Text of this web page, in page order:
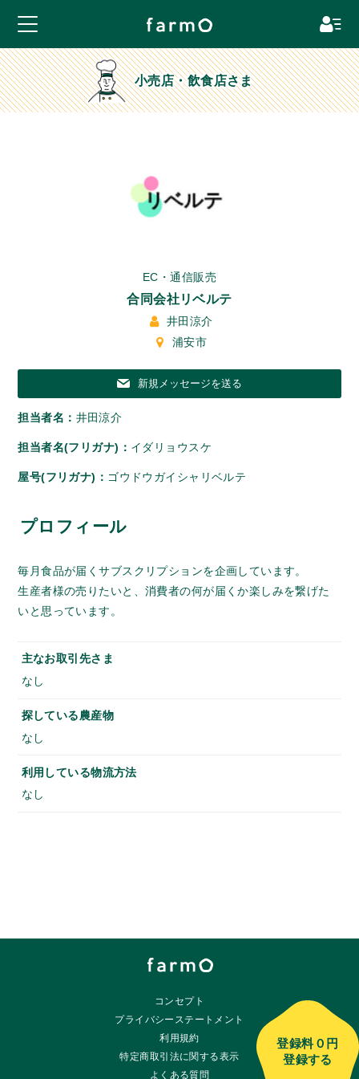
小売店・飲食店さま
EC・通信販売
合同会社リベルテ
井田涼介
浦安市
新規メッセージを送る
担当者名： 井田涼介
担当者名(フリガナ)： イダリョウスケ
屋号(フリガナ)： ゴウドウガイシャリベルテ
プロフィール
毎月食品が届くサブスクリプションを企画しています。
生産者様の売りたいと、消費者の何が届くか楽しみを繋げた
いと思っています。
主なお取引先さま
なし
探している農産物
なし
利用している物流方法
なし
登録料０円
登録する
コンセプト
プライバシーステートメント
利用規約
特定商取引法に関する表示
よくある質問